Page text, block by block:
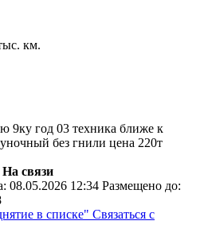
км.
9ку год 03 техника ближе к
без гнили цена 220т
На связи
08.05.2026 12:34 Размещено до:
в списке" Связаться с